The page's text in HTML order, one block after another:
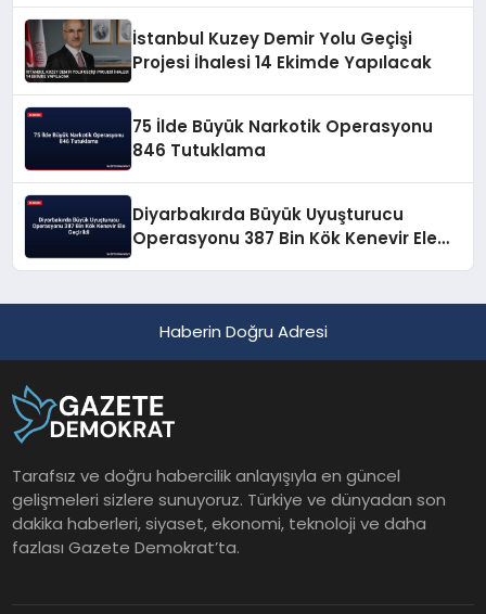
İstanbul Kuzey Demir Yolu Geçişi
Projesi İhalesi 14 Ekimde Yapılacak
75 İlde Büyük Narkotik Operasyonu
846 Tutuklama
Diyarbakırda Büyük Uyuşturucu
Operasyonu 387 Bin Kök Kenevir Ele
Haberin Doğru Adresi
Tarafsız ve doğru habercilik anlayışıyla en güncel
gelişmeleri sizlere sunuyoruz. Türkiye ve dünyadan son
dakika haberleri, siyaset, ekonomi, teknoloji ve daha
fazlası Gazete Demokrat’ta.